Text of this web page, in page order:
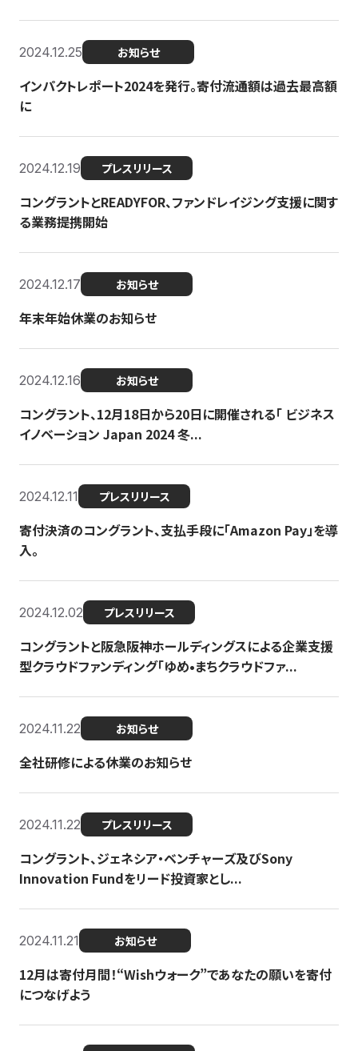
2024.12.25 お知らせ
インパクトレポート2024を発行。寄付流通額は過去最高額
に
2024.12.19 プレスリリース
コングラントとREADYFOR、ファンドレイジング支援に関す
る業務提携開始
2024.12.17 お知らせ
年末年始休業のお知らせ
2024.12.16 お知らせ
コングラント、12月18日から20日に開催される「 ビジネス
イノベーション Japan 2024 冬...
2024.12.11 プレスリリース
寄付決済のコングラント、支払手段に「Amazon Pay」を導
入。
2024.12.02 プレスリリース
コングラントと阪急阪神ホールディングスによる企業支援
型クラウドファンディング「ゆめ•まちクラウドファ...
2024.11.22 お知らせ
全社研修による休業のお知らせ
2024.11.22 プレスリリース
コングラント、ジェネシア・ベンチャーズ及びSony
Innovation Fundをリード投資家とし...
2024.11.21 お知らせ
12月は寄付月間！“Wishウォーク”であなたの願いを寄付
につなげよう